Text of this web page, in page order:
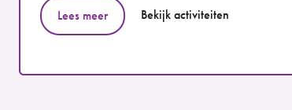
Lees meer Bekijk activiteiten